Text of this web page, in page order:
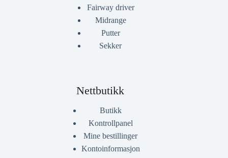
Fairway driver
Midrange
Putter
Sekker
Nettbutikk
Butikk
Kontrollpanel
Mine bestillinger
Kontoinformasjon